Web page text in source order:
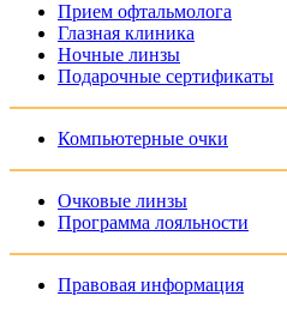
Прием офтальмолога
Глазная клиника
Ночные линзы
Подарочные сертификаты
Компьютерные очки
Очковые линзы
Программа лояльности
Правовая информация